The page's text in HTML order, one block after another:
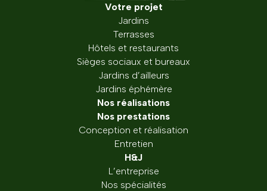
Votre projet
Jardins
Terrasses
Hôtels et restaurants
Sièges sociaux et bureaux
Jardins d’ailleurs
Jardins éphémère
Nos réalisations
Nos prestations
Conception et réalisation
Entretien
H&J
L’entreprise
Nos spécialités